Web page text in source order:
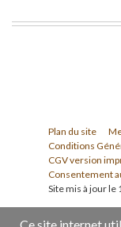
Plan du site
Conditions
CGV version
Consentement
Site mis à jour le